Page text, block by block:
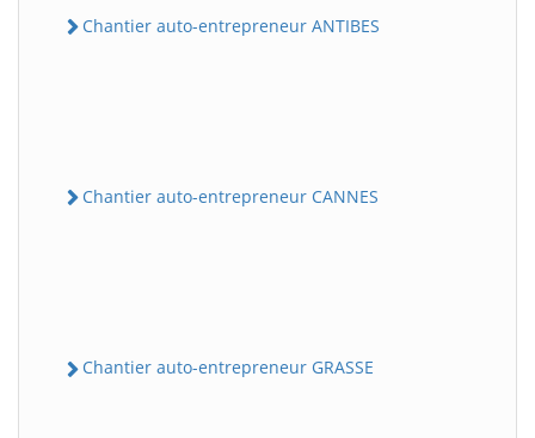
Chantier auto-entrepreneur ANTIBES
Chantier auto-entrepreneur CANNES
Chantier auto-entrepreneur GRASSE